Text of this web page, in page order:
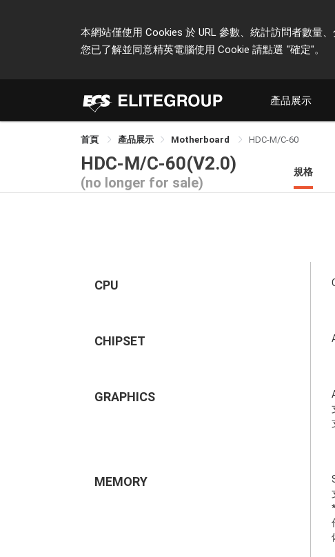
本網站僅使用 Cookies 於 URL 參數、統計訪問者數量
您已了解並同意精英電腦使用 Cookie 請點選 "確定"。
產品展示
首頁 產品展示 Motherboard HDC-M/C-60
HDC-M/C-60(V2.0)
(no longer for sale)
規格
CPU
CHIPSET
GRAPHICS
MEMORY